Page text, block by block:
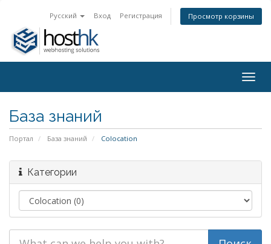
Русский Вход Регистрация Просмотр корзины
База знаний
Портал База знаний Colocation
Категории